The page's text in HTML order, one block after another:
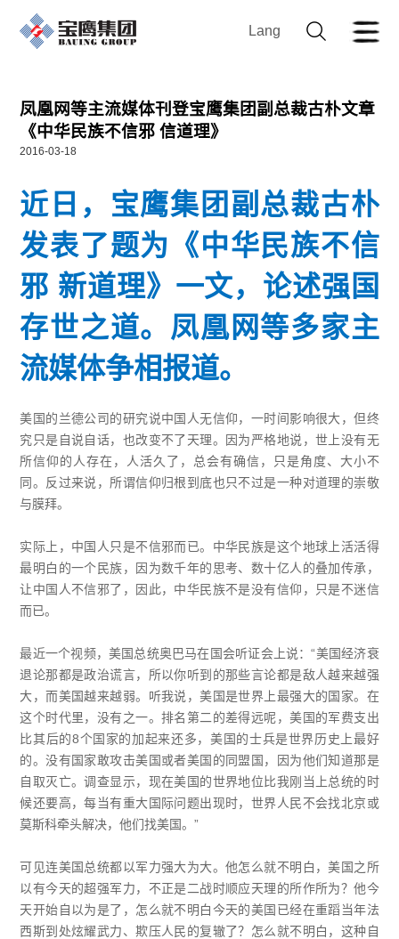
Lang
凤凰网等主流媒体刊登宝鹰集团副总裁古朴文章
《中华民族不信邪 信道理》
2016-03-18
近日，宝鹰集团副总裁古朴
发表了题为《中华民族不信
邪 新道理》一文，论述强国
存世之道。凤凰网等多家主
流媒体争相报道。
美国的兰德公司的研究说中国人无信仰，一时间影响很大，但终
究只是自说自话，也改变不了天理。因为严格地说，世上没有无
所信仰的人存在，人活久了，总会有确信，只是角度、大小不
同。反过来说，所谓信仰归根到底也只不过是一种对道理的崇敬
与膜拜。
实际上，中国人只是不信邪而已。中华民族是这个地球上活活得
最明白的一个民族，因为数千年的思考、数十亿人的叠加传承，
让中国人不信邪了，因此，中华民族不是没有信仰，只是不迷信
而已。
最近一个视频，美国总统奥巴马在国会听证会上说：“美国经济衰
退论那都是政治谎言，所以你听到的那些言论都是敌人越来越强
大，而美国越来越弱。听我说，美国是世界上最强大的国家。在
这个时代里，没有之一。排名第二的差得远呢，美国的军费支出
比其后的8个国家的加起来还多，美国的士兵是世界历史上最好
的。没有国家敢攻击美国或者美国的同盟国，因为他们知道那是
自取灭亡。调查显示，现在美国的世界地位比我刚当上总统的时
候还要高，每当有重大国际问题出现时，世界人民不会找北京或
莫斯科牵头解决，他们找美国。”
可见连美国总统都以军力强大为大。他怎么就不明白，美国之所
以有今天的超强军力，不正是二战时顺应天理的所作所为？他今
天开始自以为是了，怎么就不明白今天的美国已经在重蹈当年法
西斯到处炫耀武力、欺压人民的复辙了？怎么就不明白，这种自